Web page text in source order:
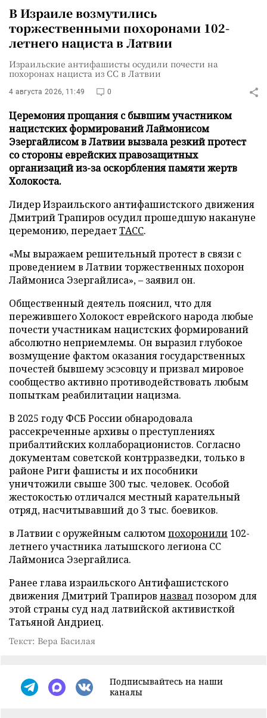
В Израиле возмутились
торжественными похоронами 102-
летнего нациста в Латвии
Израильские антифашисты осудили почести на
похоронах нациста из СС в Латвии
4 августа 2026, 11:49 0
Церемония прощания с бывшим участником
нацистских формирований Лаймонисом
Эзергайлисом в Латвии вызвала резкий протест
со стороны еврейских правозащитных
организаций из-за оскорбления памяти жертв
Холокоста.
Лидер Израильского антифашистского движения
Дмитрий Трапиров осудил прошедшую накануне
церемонию, передаетТАСС.
«Мы выражаем решительный протест в связи с
проведением в Латвии торжественных похорон
Лаймониса Эзергайлиса», – заявил он.
Общественный деятель пояснил, что для
пережившего Холокост еврейского народа любые
почести участникам нацистских формирований
абсолютно неприемлемы. Он выразил глубокое
возмущение фактом оказания государственных
почестей бывшему эсэсовцу и призвал мировое
сообщество активно противодействовать любым
попыткам реабилитации нацизма.
В 2025 году ФСБ России обнародовала
рассекреченные архивы о преступлениях
прибалтийских коллаборационистов. Согласно
документам советской контрразведки, только в
районе Риги фашисты и их пособники
уничтожили свыше 300 тыс. человек. Особой
жестокостью отличался местный карательный
отряд, насчитывавший до 3 тыс. боевиков.
в Латвии с оружейным салютомпохоронили 102-
летнего участника латышского легиона СС
Лаймониса Эзергайлиса.
Ранее глава израильского Антифашистского
движения Дмитрий Трапиров назвалпозором для
этой страны суд над латвийской активисткой
Татьяной Андриец.
Текст: Вера Басилая
Подписывайтесь на наши
каналы